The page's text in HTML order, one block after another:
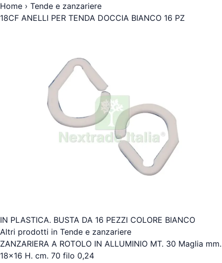
Home › Tende e zanzariere
18CF ANELLI PER TENDA DOCCIA BIANCO 16 PZ
IN PLASTICA. BUSTA DA 16 PEZZI COLORE BIANCO
Altri prodotti in Tende e zanzariere
ZANZARIERA A ROTOLO IN ALLUMINIO MT. 30 Maglia mm.
18x16 H. cm. 70 filo 0,24